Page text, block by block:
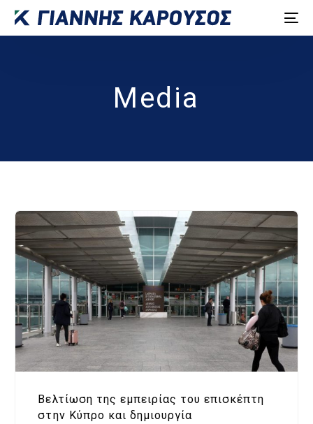
Media
Βελτίωση της εμπειρίας του επισκέπτη
στην Κύπρο και δημιουργία